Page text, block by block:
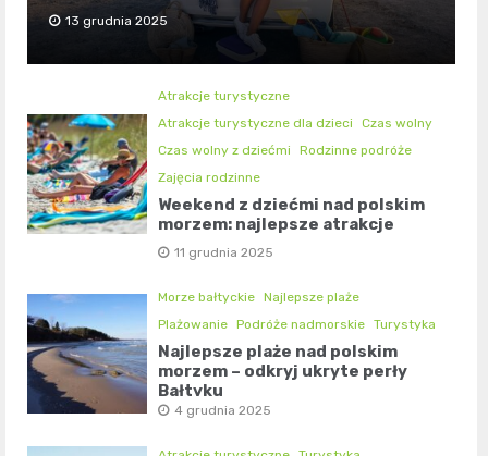
13 grudnia 2025
Atrakcje turystyczne
Atrakcje turystyczne dla dzieci
Czas wolny
Czas wolny z dziećmi
Rodzinne podróże
Zajęcia rodzinne
Weekend z dziećmi nad polskim
morzem: najlepsze atrakcje
11 grudnia 2025
Morze bałtyckie Najlepsze plaże
Plażowanie Podróże nadmorskie Turystyka
Najlepsze plaże nad polskim
morzem – odkryj ukryte perły
Bałtyku
4 grudnia 2025